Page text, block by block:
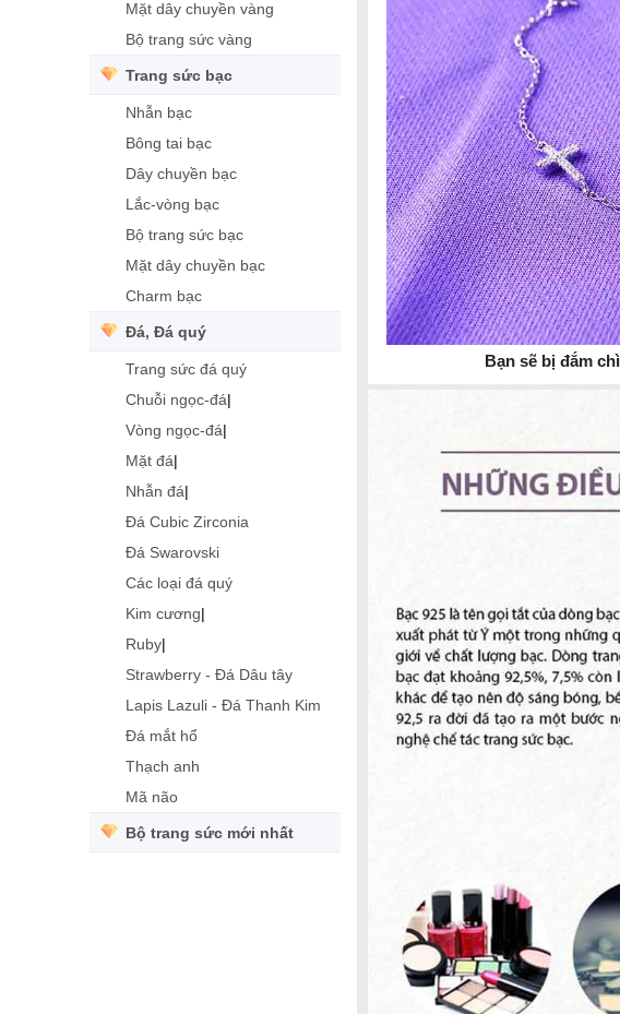
Mặt dây chuyền vàng
Bộ trang sức vàng
Trang sức bạc
Nhẫn bạc
Bông tai bạc
Dây chuyền bạc
Lắc-vòng bạc
Bộ trang sức bạc
Mặt dây chuyền bạc
Charm bạc
Đá, Đá quý
Trang sức đá quý
Chuỗi ngọc-đá|
Vòng ngọc-đá|
Mặt đá|
Nhẫn đá|
Đá Cubic Zirconia
Đá Swarovski
Các loại đá quý
Kim cương|
Ruby|
Strawberry - Đá Dâu tây
Lapis Lazuli - Đá Thanh Kim
Đá mắt hổ
Thạch anh
Mã não
Bộ trang sức mới nhất
Bạn sẽ bị đắm